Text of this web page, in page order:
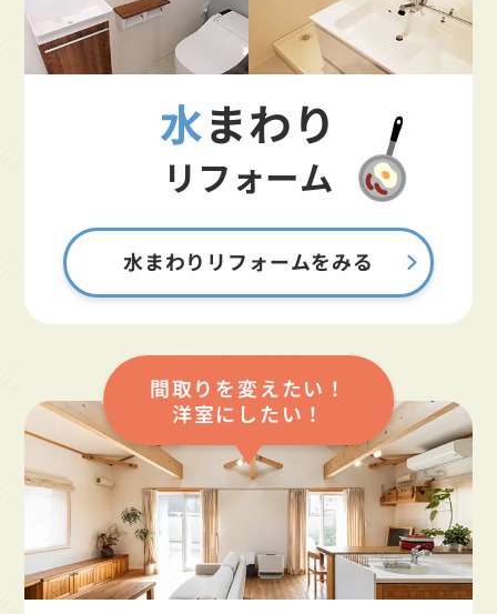
水まわり
リフォーム
水まわりリフォームをみる
間取りを変えたい！
洋室にしたい！